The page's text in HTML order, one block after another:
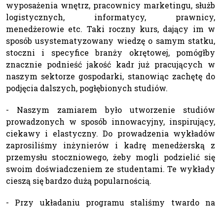
wyposażenia wnętrz, pracownicy marketingu, służb
logistycznych, informatycy, prawnicy,
menedżerowie etc. Taki roczny kurs, dający im w
sposób usystematyzowany wiedzę o samym statku,
stoczni i specyfice branży okrętowej, pomógłby
znacznie podnieść jakość kadr już pracujących w
naszym sektorze gospodarki, stanowiąc zachętę do
podjęcia dalszych, pogłębionych studiów.
- Naszym zamiarem było utworzenie studiów
prowadzonych w sposób innowacyjny, inspirujący,
ciekawy i elastyczny. Do prowadzenia wykładów
zaprosiliśmy inżynierów i kadrę menedżerską z
przemysłu stoczniowego, żeby mogli podzielić się
swoim doświadczeniem ze studentami. Te wykłady
cieszą się bardzo dużą popularnością.
- Przy układaniu programu staliśmy twardo na